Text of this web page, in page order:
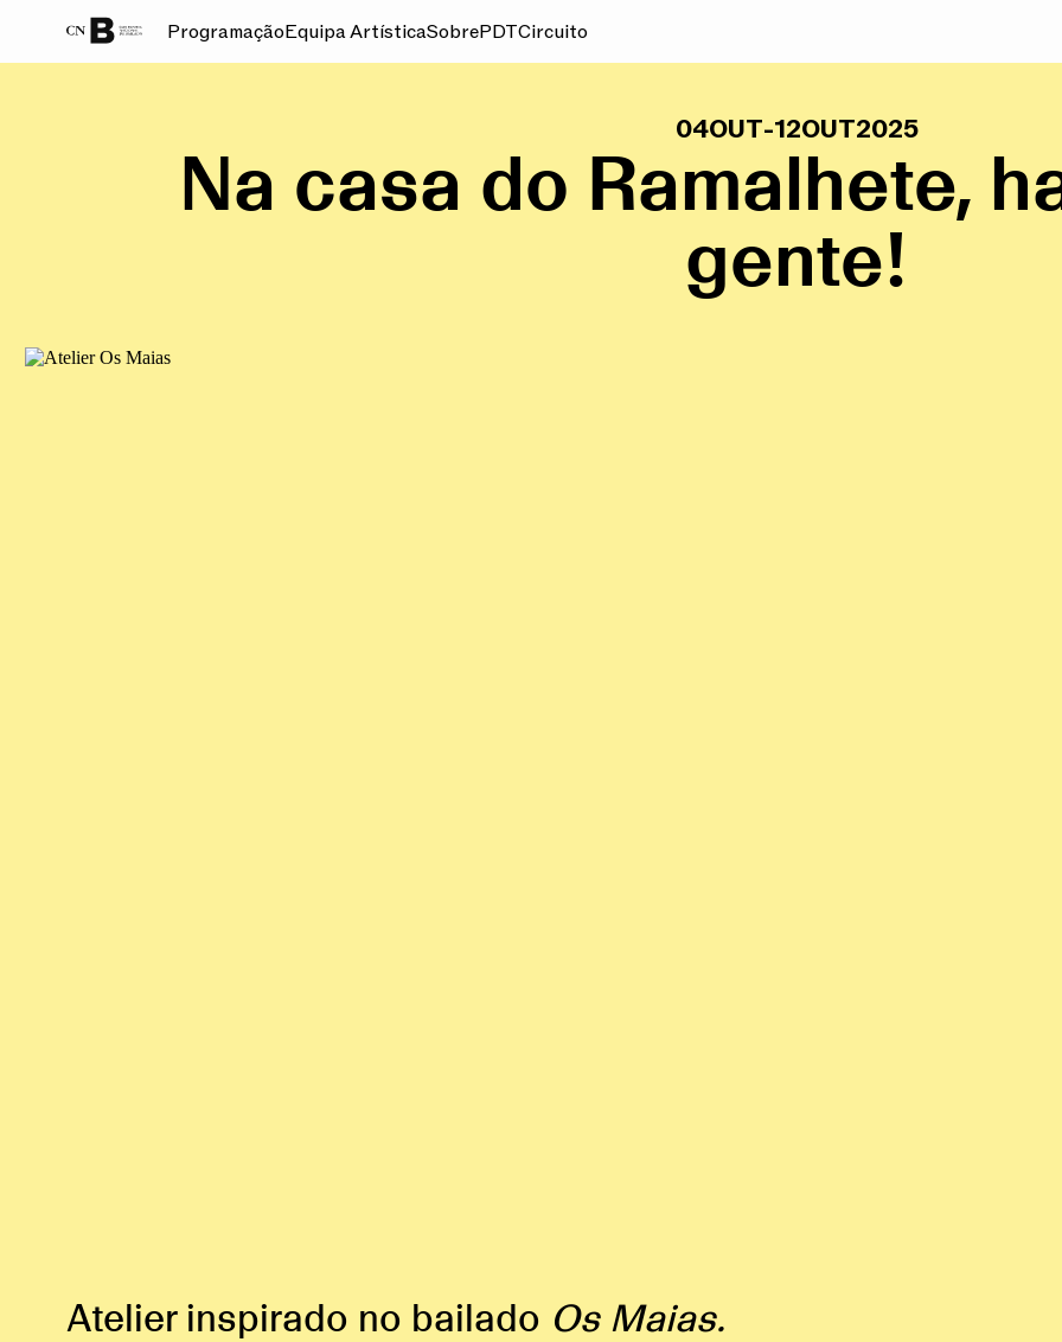
ProgramaçãoEquipa ArtísticaSobrePDTCircuito
04OUT-12OUT2025
Na casa do Ramalhete,
gente!
Atelier inspirado no bailado Os Maias.